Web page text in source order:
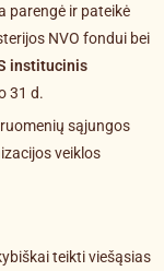
parengė ir pateikė
NVO fondui bei
institucinis
31 d.
sąjungos
veiklos
teikti viešąsias